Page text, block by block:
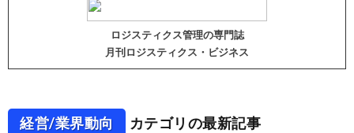
ロジスティクス管理の専門誌
月刊ロジスティクス・ビジネス
経営/業界動向 カテゴリの最新記事